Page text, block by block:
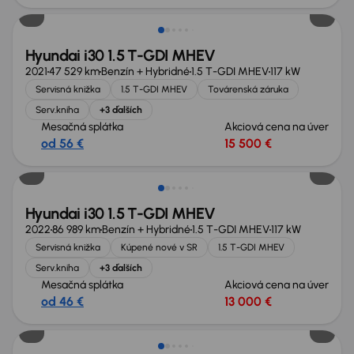
Hyundai i30 1.5 T-GDI MHEV
202147 529 kmBenzín + Hybridné1.5 T-GDI MHEV117 kW
Servisná knižka 1.5 T-GDI MHEV
Továrenská záruka
Serv.kniha
+3 ďalších
Mesačná splátka
od 56 €
Akciová cena na úver
15 500 €
Zlacnené o 500 €
Hyundai i30 1.5 T-GDI MHEV
202286 989 kmBenzín + Hybridné1.5 T-GDI MHEV117 kW
Servisná knižka Kúpené nové v SR
1.5 T-GDI MHEV
Serv.kniha
+3 ďalších
Mesačná splátka
od 46 €
Akciová cena na úver
13 000 €